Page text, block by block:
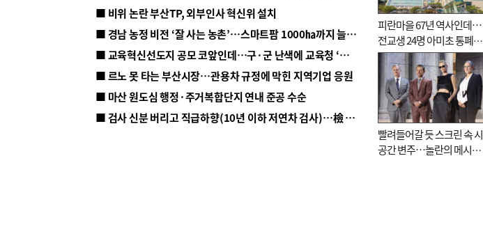
■ 비위 논란 부산TP, 외부인사 혁신위 설치
■ 경남 농정 비전 ‘잘 사는 농촌’…스마트팜 1000㏊까지 늘린다
■ 교육혁신선도지 공모 코앞인데…구·군 난색에 교육청 ‘쩔쩔’
■ 르노 못 타는 부산시장…관용차 규정에 막힌 지역기업 응원
■ 마산 원도심 행정·주거복합단지 연내 준공 수순
■ 검사 신분 버리고 직급하향(10년 이하 저연차 검사)…檢 중수청행 기피
피란마을 67년 역사인데…
전교생 24명 아미초 통폐합
기로
빨려들어갈 듯 스크린 속 시
공간 변주…놀란의 메시지